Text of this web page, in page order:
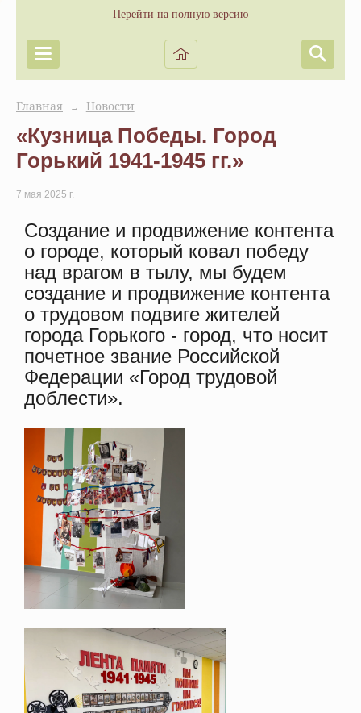
Перейти на полную версию
Главная → Новости
«Кузница Победы. Город
Горький 1941-1945 гг.»
7 мая 2025 г.
Создание и продвижение контента
о городе, который ковал победу
над врагом в тылу, мы будем
создание и продвижение контента
о трудовом подвиге жителей
города Горького - город, что носит
почетное звание Российской
Федерации «Город трудовой
доблести».